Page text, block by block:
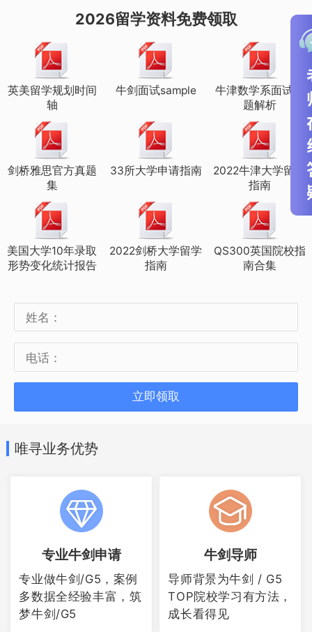
是以英语为母语的国家的居民；在以英语
为母语的国家成功获得本科学位（至少三
年）、授课型硕士学位（至少一年）、博
士学位，可豁免语言考试。
但英国大学的中国校区的2+2本科学位；
伦敦大学国际项目 UoLIP；不能豁免语言
成绩。
LSE
GRE/GMAT要求
LSE有一些硕博专业（通常是定量相关专
业），要求必须提供GRE或GMAT成绩。
申请这些专业必须在申请时提供
GRE/GMAT成绩。成绩有效期5年（到
2023年10月1日）。GRE/GMAT成绩对这
些专业的录取是重要因素。
有些专业推荐申请者提供GRE/GMAT成
绩，不强制要求，GRE/GMAT 低分不会影
响你的申请，高分可能会增加申请成功
通常有英国本科学习背景的申请者，可以
2026留学资料免费领取
英美留学规划时间
轴
牛剑面试sample
牛津数学系面试真
题解析
剑桥雅思官方真题
集
33所大学申请指南
2022牛津大学留学
指南
美国大学10年录取
形势变化统计报告
2022剑桥大学留学
指南
QS300英国院校指
南合集
立即领取
唯寻业务优势
专业牛剑申请
专业做牛剑/G5，案例
多数据全经验丰富，筑
梦牛剑/G5
牛剑导师
导师背景为牛剑 / G5
TOP院校学习有方法，
成长看得见